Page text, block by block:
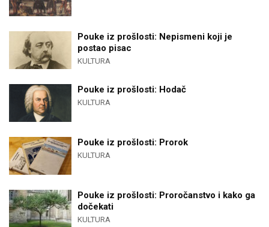
Pouke iz prošlosti: Nepismeni koji je
postao pisac
KULTURA
Pouke iz prošlosti: Hodač
KULTURA
Pouke iz prošlosti: Prorok
KULTURA
Pouke iz prošlosti: Proročanstvo i kako ga
dočekati
KULTURA